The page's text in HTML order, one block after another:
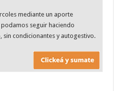
mediante un aporte
seguir haciendo
condicionantes y autogestivo.